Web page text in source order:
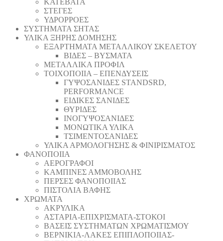
ΚΑΤΕΒΑΤΑ
ΣΤΕΓΕΣ
ΥΔΡΟΡΡΟΕΣ
ΣΥΣΤΗΜΑΤΑ ΣΗΤΑΣ
ΥΛΙΚΑ ΞΗΡΗΣ ΔΟΜΗΣΗΣ
ΕΞΑΡΤΗΜΑΤΑ ΜΕΤΑΛΛΙΚΟΥ ΣΚΕΛΕΤΟΥ
ΒΙΔΕΣ – ΒΥΣΜΑΤΑ
ΜΕΤΑΛΛΙΚΑ ΠΡΟΦΙΛ
ΤΟΙΧΟΠΟΙΙΑ – ΕΠΕΝΔΥΣΕΙΣ
ΓΥΨΟΣΑΝΙΔΕΣ STANDSRD,
PERFORMANCE
ΕΙΔΙΚΕΣ ΣΑΝΙΔΕΣ
ΘΥΡΙΔΕΣ
ΙΝΟΓΥΨΟΣΑΝΙΔΕΣ
ΜΟΝΩΤΙΚΑ ΥΛΙΚΑ
ΤΣΙΜΕΝΤΟΣΑΝΙΔΕΣ
ΥΛΙΚΑ ΑΡΜΟΛΟΓΗΣΗΣ & ΦΙΝΙΡΙΣΜΑΤΟΣ
ΦΑΝΟΠΟΙΙΑ
ΑΕΡΟΓΡΑΦΟΙ
ΚΑΜΠΙΝΕΣ ΑΜΜΟΒΟΛΗΣ
ΠΕΡΣΕΣ ΦΑΝΟΠΟΙΙΑΣ
ΠΙΣΤΟΛΙΑ ΒΑΦΗΣ
ΧΡΩΜΑΤΑ
ΑΚΡΥΛΙΚΑ
ΑΣΤΑΡΙΑ-ΕΠΙΧΡΙΣΜΑΤΑ-ΣΤΟΚΟΙ
ΒΑΣΕΙΣ ΣΥΣΤΗΜΑΤΩΝ ΧΡΩΜΑΤΙΣΜΟΥ
ΒΕΡΝΙΚΙΑ-ΛΑΚΕΣ ΕΠΙΠΛΟΠΟΙΙΑΣ-